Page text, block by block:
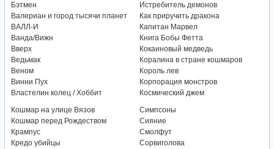
Бэтмен
Валериан и город тысячи планет
ВАЛЛ-И
Ванда/Вижн
Вверх
Ведьмак
Веном
Винни Пух
Властелин колец / Хоббит
Истребитель демонов
Как приручить дракона
Капитан Марвел
Книга Бобы Фетта
Кокаиновый медведь
Коралина в стране кошмаров
Король лев
Корпорация монстров
Космический джем
Кошмар на улице Вязов
Кошмар перед Рождеством
Крампус
Кредо убийцы
Симпсоны
Сияние
Смолфут
Сорвиголова